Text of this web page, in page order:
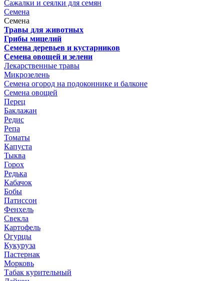
Сажалки и сеялки для семян
Семена
Семена
Травы для животных
Грибы мицелий
Семена деревьев и кустарников
Семена овощей и зелени
Лекарственные травы
Микрозелень
Семена огород на подоконнике и балконе
Семена овощей
Перец
Баклажан
Редис
Репа
Томаты
Капуста
Тыква
Горох
Редька
Кабачок
Бобы
Патиссон
Фенхель
Свекла
Картофель
Огурцы
Кукуруза
Пастернак
Морковь
Табак курительный